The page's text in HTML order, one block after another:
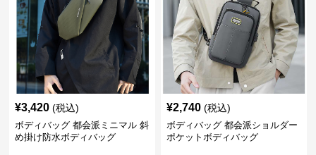
¥3,420 (税込)
ボディバッグ 都会派ミニマル 斜
め掛け防水ボディバッグ
¥2,740 (税込)
ボディバッグ 都会派ショルダー
ポケットボディバッグ